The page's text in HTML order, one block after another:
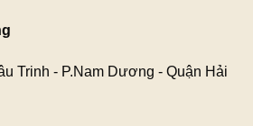
Trinh - P.Nam Dương - Quận Hải